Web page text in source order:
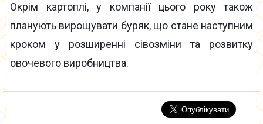
Окрім картоплі, у компанії цього року також
планують вирощувати буряк, що стане наступним
кроком у розширенні сівозміни та розвитку
овочевого виробництва.